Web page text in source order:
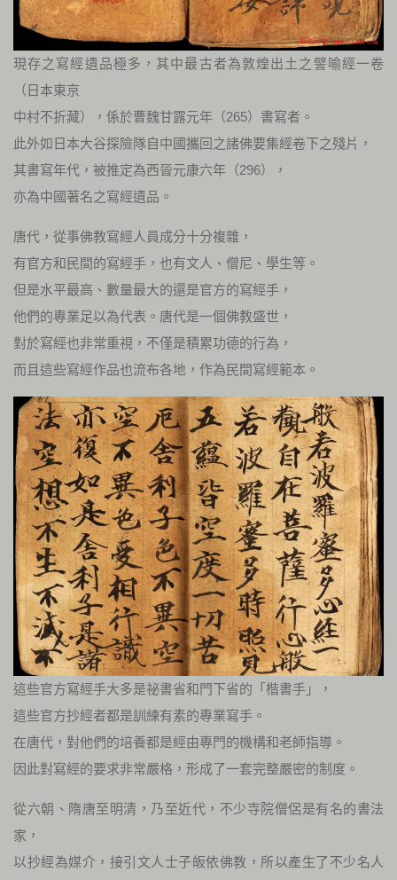
現存之寫經遺品極多，其中最古者為敦煌出土之譬喻經一卷
（日本東京
中村不折藏），係於曹魏甘露元年（265）書寫者。
此外如日本大谷探險隊自中國攜回之諸佛要集經卷下之殘片，
其書寫年代，被推定為西晉元康六年（296），
亦為中國著名之寫經遺品。
唐代，從事佛教寫經人員成分十分複雜，
有官方和民間的寫經手，也有文人、僧尼、學生等。
但是水平最高、數量最大的還是官方的寫經手，
他們的專業足以為代表。唐代是一個佛教盛世，
對於寫經也非常重視，不僅是積累功德的行為，
而且這些寫經作品也流布各地，作為民間寫經範本。
這些官方寫經手大多是祕書省和門下省的「楷書手」，
這些官方抄經者都是訓練有素的專業寫手。
在唐代，對他們的培養都是經由專門的機構和老師指導。
因此對寫經的要求非常嚴格，形成了一套完整嚴密的制度。
從六朝、隋唐至明清，乃至近代，不少寺院僧侶是有名的書法
家，
以抄經為媒介，接引文人士子皈依佛教，所以產生了不少名人